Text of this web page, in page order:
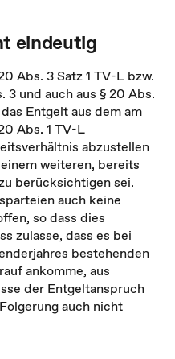
eindeutig
Abs. 3 Satz 1 TV-L bzw.
und auch aus § 20 Abs.
Entgelt aus dem am
Abs. 1 TV-L
abzustellen
weiteren, bereits
berücksichtigen sei.
auch keine
so dass dies
zulasse, dass es bei
bestehenden
ankomme, aus
der Entgeltanspruch
auch nicht